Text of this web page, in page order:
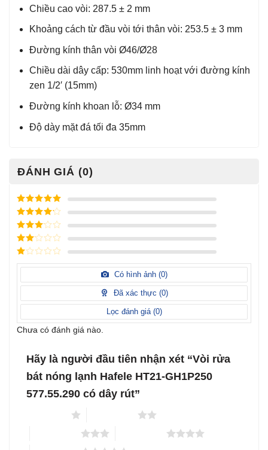
Chiều cao vòi: 287.5 ± 2 mm
Khoảng cách từ đầu vòi tới thân vòi: 253.5 ± 3 mm
Đường kính thân vòi Ø46/Ø28
Chiều dài dây cấp: 530mm linh hoạt với đường kính
zen 1/2′ (15mm)
Đường kính khoan lỗ: Ø34 mm
Độ dày mặt đá tối đa 35mm
ĐÁNH GIÁ (0)
Được xếp
hạng
5
5
sao
Được xếp
hạng
4
5
sao
Được
xếp
hạng3
5 sao
Được
hạng
sao
Được
hạng
sao
Có hình ảnh (0)
Đã xác thực (0)
Lọc đánh giá (0)
Chưa có đánh giá nào.
Hãy là người đầu tiên nhận xét “Vòi rửa
bát nóng lạnh Hafele HT21-GH1P250
577.55.290 có dây rút”